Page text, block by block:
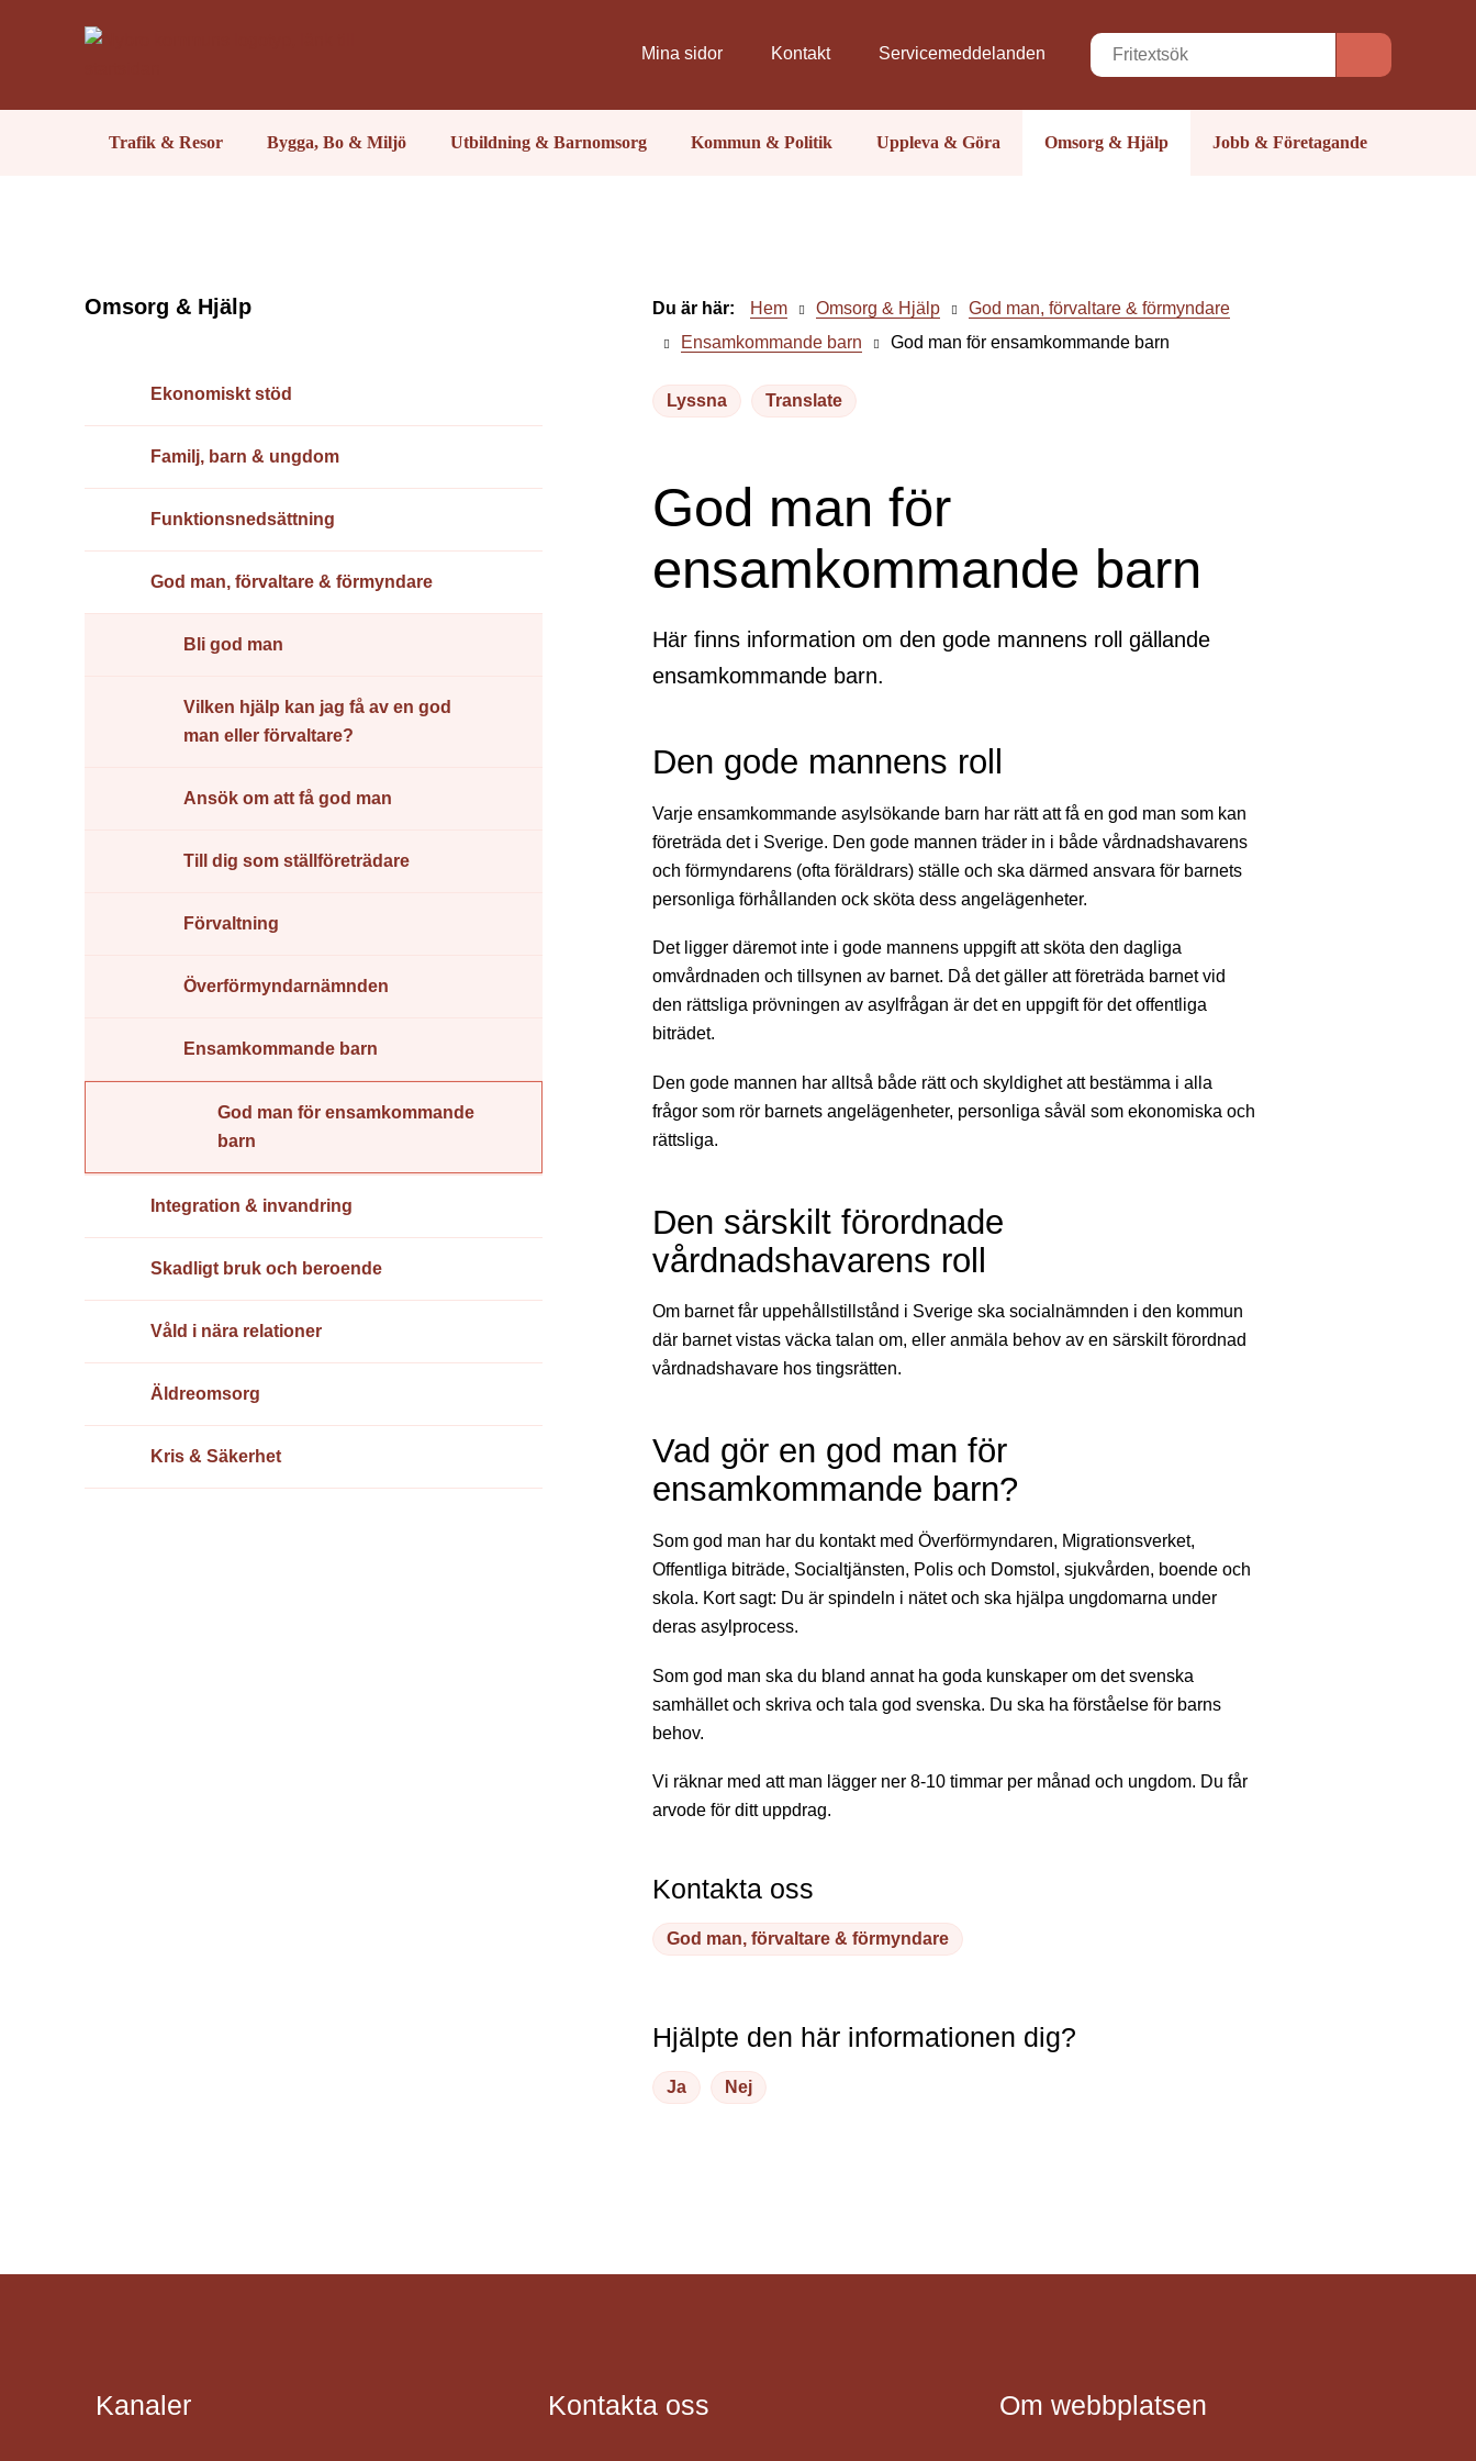
Mina sidor Kontakt Servicemeddelanden
Trafik & Resor Bygga, Bo & Miljö Utbildning & Barnomsorg Kommun & Politik Uppleva & Göra Omsorg & Hjälp Jobb & Företagande
Omsorg & Hjälp
Ekonomiskt stöd
Familj, barn & ungdom
Funktions­nedsättning
God man, förvaltare & förmyndare
Bli god man
Vilken hjälp kan jag få av en god
man eller förvaltare?
Ansök om att få god man
Till dig som ställföreträdare
Förvaltning
Överförmyndarnämnden
Ensamkommande barn
God man för ensamkommande
barn
Integration & invandring
Skadligt bruk och beroende
Våld i nära relationer
Äldreomsorg
Kris & Säkerhet
Du är här: Hem Omsorg & Hjälp
God man, förvaltare & förmyndare
Ensamkommande barn
God man för ensamkommande barn
Lyssna Translate
God man för
ensamkommande barn
Här finns information om den gode mannens roll gällande
ensamkommande barn.
Den gode mannens roll
Varje ensamkommande asylsökande barn har rätt att få en god man som kan
företräda det i Sverige. Den gode mannen träder in i både vårdnadshavarens
och förmyndarens (ofta föräldrars) ställe och ska därmed ansvara för barnets
personliga förhållanden ock sköta dess angelägenheter.
Det ligger däremot inte i gode mannens uppgift att sköta den dagliga
omvårdnaden och tillsynen av barnet. Då det gäller att företräda barnet vid
den rättsliga prövningen av asylfrågan är det en uppgift för det offentliga
biträdet.
Den gode mannen har alltså både rätt och skyldighet att bestämma i alla
frågor som rör barnets angelägenheter, personliga såväl som ekonomiska och
rättsliga.
Den särskilt förordnade
vårdnadshavarens roll
Om barnet får uppehållstillstånd i Sverige ska socialnämnden i den kommun
där barnet vistas väcka talan om, eller anmäla behov av en särskilt förordnad
vårdnadshavare hos tingsrätten.
Vad gör en god man för
ensamkommande barn?
Som god man har du kontakt med Överförmyndaren, Migrationsverket,
Offentliga biträde, Socialtjänsten, Polis och Domstol, sjukvården, boende och
skola. Kort sagt: Du är spindeln i nätet och ska hjälpa ungdomarna under
deras asylprocess.
Som god man ska du bland annat ha goda kunskaper om det svenska
samhället och skriva och tala god svenska. Du ska ha förståelse för barns
behov.
Vi räknar med att man lägger ner 8-10 timmar per månad och ungdom. Du får
arvode för ditt uppdrag.
Kontakta oss
God man, förvaltare & förmyndare
Hjälpte den här informationen dig?
Ja Nej
Kanaler Kontakta oss Om webbplatsen